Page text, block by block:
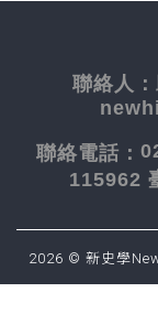
聯絡人：
聯絡電話：
115962
2026 © 新史學